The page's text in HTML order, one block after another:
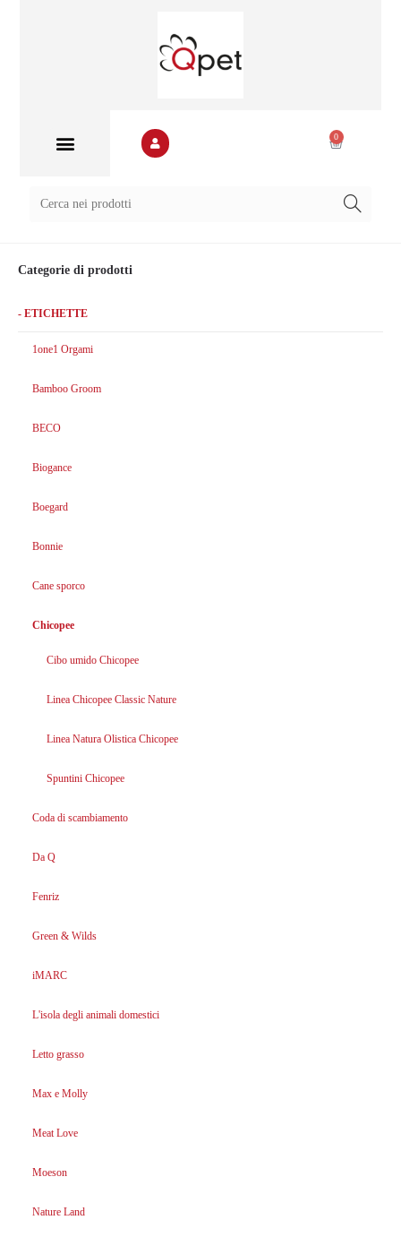
0
Categorie di prodotti
- ETICHETTE
1one1 Orgami
Bamboo Groom
BECO
Biogance
Boegard
Bonnie
Cane sporco
Chicopee
Cibo umido Chicopee
Linea Chicopee Classic Nature
Linea Natura Olistica Chicopee
Spuntini Chicopee
Coda di scambiamento
Da Q
Fenriz
Green & Wilds
iMARC
L'isola degli animali domestici
Letto grasso
Max e Molly
Meat Love
Moeson
Nature Land